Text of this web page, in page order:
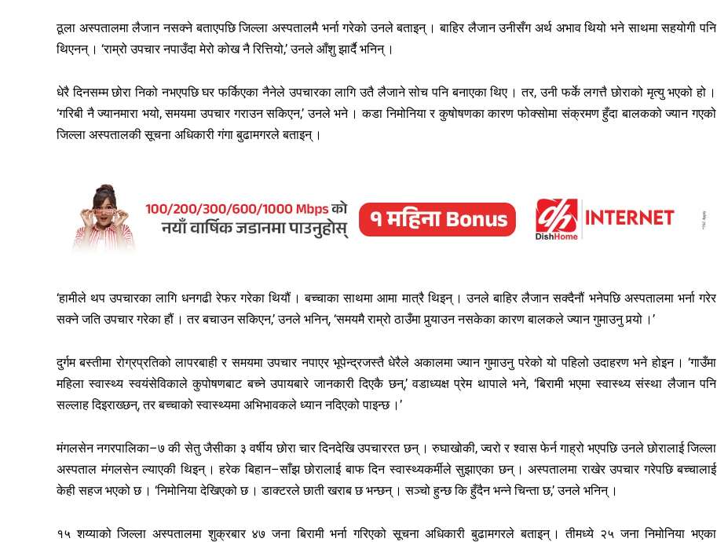
ठूला अस्पतालमा लैजान नसक्ने बताएपछि जिल्ला अस्पतालमै भर्ना गरेको उनले बताइन् । बाहिर लैजान उनीसँग अर्थ अभाव थियो भने साथमा सहयोगी पनि
थिएनन् । ‘राम्रो उपचार नपाउँदा मेरो कोख नै रित्तियो,’ उनले आँशु झार्दै भनिन् ।
धेरै दिनसम्म छोरा निको नभएपछि घर फर्किएका नैनेले उपचारका लागि उतै लैजाने सोच पनि बनाएका थिए । तर, उनी फर्के लगत्तै छोराको मृत्यु भएको हो ।
‘गरिबी नै ज्यानमारा भयो, समयमा उपचार गराउन सकिएन,’ उनले भने । कडा निमोनिया र कुषोषणका कारण फोक्सोमा संक्रमण हुँदा बालकको ज्यान गएको
जिल्ला अस्पतालकी सूचना अधिकारी गंगा बुढामगरले बताइन् ।
‘हामीले थप उपचारका लागि धनगढी रेफर गरेका थियौं । बच्चाका साथमा आमा मात्रै थिइन् । उनले बाहिर लैजान सक्दैनौं भनेपछि अस्पतालमा भर्ना गरेर
सक्ने जति उपचार गरेका हौं । तर बचाउन सकिएन,’ उनले भनिन्, ‘समयमै राम्रो ठाउँमा पुर्‍याउन नसकेका कारण बालकले ज्यान गुमाउनु पर्‍यो ।’
दुर्गम बस्तीमा रोग्रप्रतिको लापरबाही र समयमा उपचार नपाएर भूपेन्द्रजस्तै धेरैले अकालमा ज्यान गुमाउनु परेको यो पहिलो उदाहरण भने होइन । ‘गाउँमा
महिला स्वास्थ्य स्वयंसेविकाले कुपोषणबाट बच्ने उपायबारे जानकारी दिएकै छन्,’ वडाध्यक्ष प्रेम थापाले भने, ‘बिरामी भएमा स्वास्थ्य संस्था लैजान पनि
सल्लाह दिइराख्छन्, तर बच्चाको स्वास्थ्यमा अभिभावकले ध्यान नदिएको पाइन्छ ।’
मंगलसेन नगरपालिका–७ की सेतु जैसीका ३ वर्षीय छोरा चार दिनदेखि उपचाररत छन् । रुघाखोकी, ज्वरो र श्वास फेर्न गाह्रो भएपछि उनले छोरालाई जिल्ला
अस्पताल मंगलसेन ल्याएकी थिइन् । हरेक बिहान–साँझ छोरालाई बाफ दिन स्वास्थ्यकर्मीले सुझाएका छन् । अस्पतालमा राखेर उपचार गरेपछि बच्चालाई
केही सहज भएको छ । ‘निमोनिया देखिएको छ । डाक्टरले छाती खराब छ भन्छन् । सञ्चो हुन्छ कि हुँदैन भन्ने चिन्ता छ,’ उनले भनिन् ।
१५ शय्याको जिल्ला अस्पतालमा शुक्रबार ४७ जना बिरामी भर्ना गरिएको सूचना अधिकारी बुढामगरले बताइन् । तीमध्ये २५ जना निमोनिया भएका